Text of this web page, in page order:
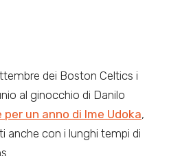
dei Boston Celtics i
al ginocchio di Danilo
un anno di Ime Udoka,
anche con i lunghi tempi di